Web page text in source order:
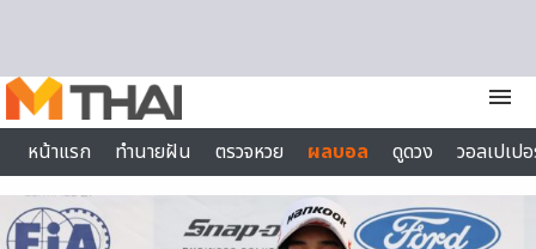
menu
หน้าแรก
ทำนายฝัน ตรวจหวย ผลบอล ดูดวง
วอลเปเป
ไลฟ์สไตล์